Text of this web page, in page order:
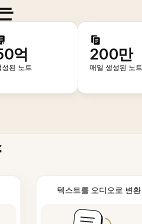
억
성된 노트
200만
매일 생성된 노트
텍스트를 오디오로 변환